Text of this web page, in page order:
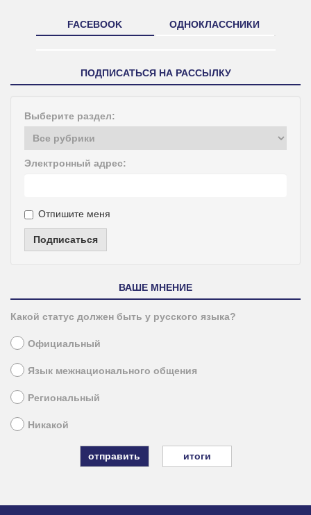
FACEBOOK ОДНОКЛАССНИКИ
ПОДПИСАТЬСЯ НА РАССЫЛКУ
Выберите раздел:
Электронный адрес:
Отпишите меня
Подписаться
ВАШЕ МНЕНИЕ
Какой статус должен быть у русского языка?
Официальный
Язык межнационального общения
Региональный
Никакой
итоги